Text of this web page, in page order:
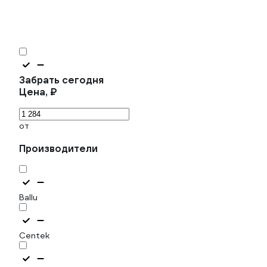
Забрать сегодня
Цена, ₽
от
Производители
Ballu
Centek